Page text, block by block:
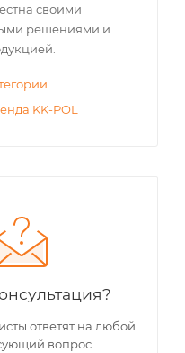
своими
решениями и
KK-POL
ответят на любой
вопрос